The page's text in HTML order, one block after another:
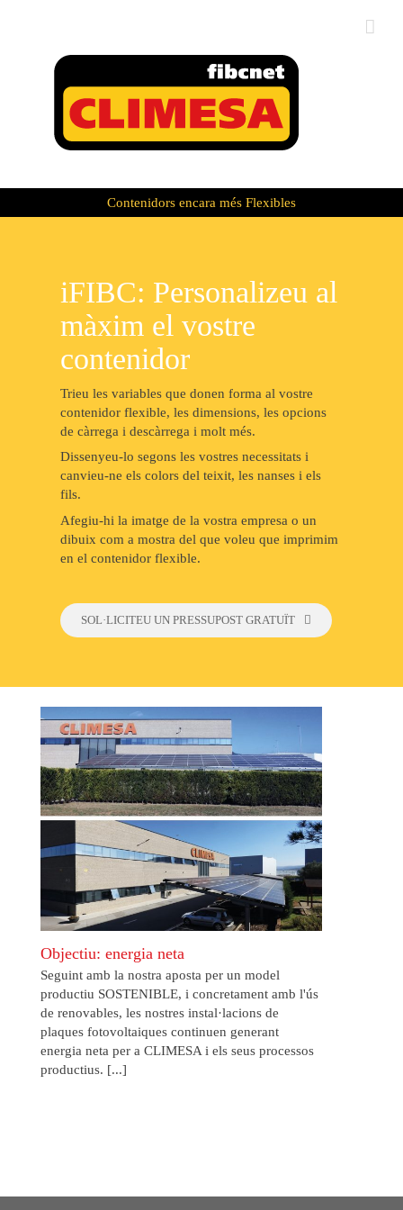
Contenidors encara més Flexibles
iFIBC: Personalizeu al
màxim el vostre
contenidor
Trieu les variables que donen forma al vostre
contenidor flexible, les dimensions, les opcions
de càrrega i descàrrega i molt més.
Dissenyeu-lo segons les vostres necessitats i
canvieu-ne els colors del teixit, les nanses i els
fils.
Afegiu-hi la imatge de la vostra empresa o un
dibuix com a mostra del que voleu que imprimim
en el contenidor flexible.
SOL·LICITEU UN PRESSUPOST GRATUÏT
Objectiu: energia neta
Seguint amb la nostra aposta per un model
productiu SOSTENIBLE, i concretament amb l'ús
de renovables, les nostres instal·lacions de
plaques fotovoltaiques continuen generant
energia neta per a CLIMESA i els seus processos
productius. [...]